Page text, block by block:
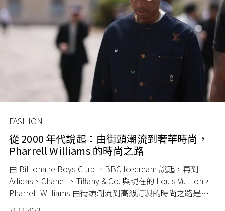
FASHION
從 2000 年代說起：由街頭潮流到奢華時尚，
Pharrell Williams 的時尚之路
由 Billionaire Boys Club 、BBC Icecream 說起，再到
Adidas、Chanel 、Tiffany & Co. 與現在的 Louis Vuitton，
Pharrell Williams 由街頭潮流到高級訂製的時尚之路是如
此走出來的。